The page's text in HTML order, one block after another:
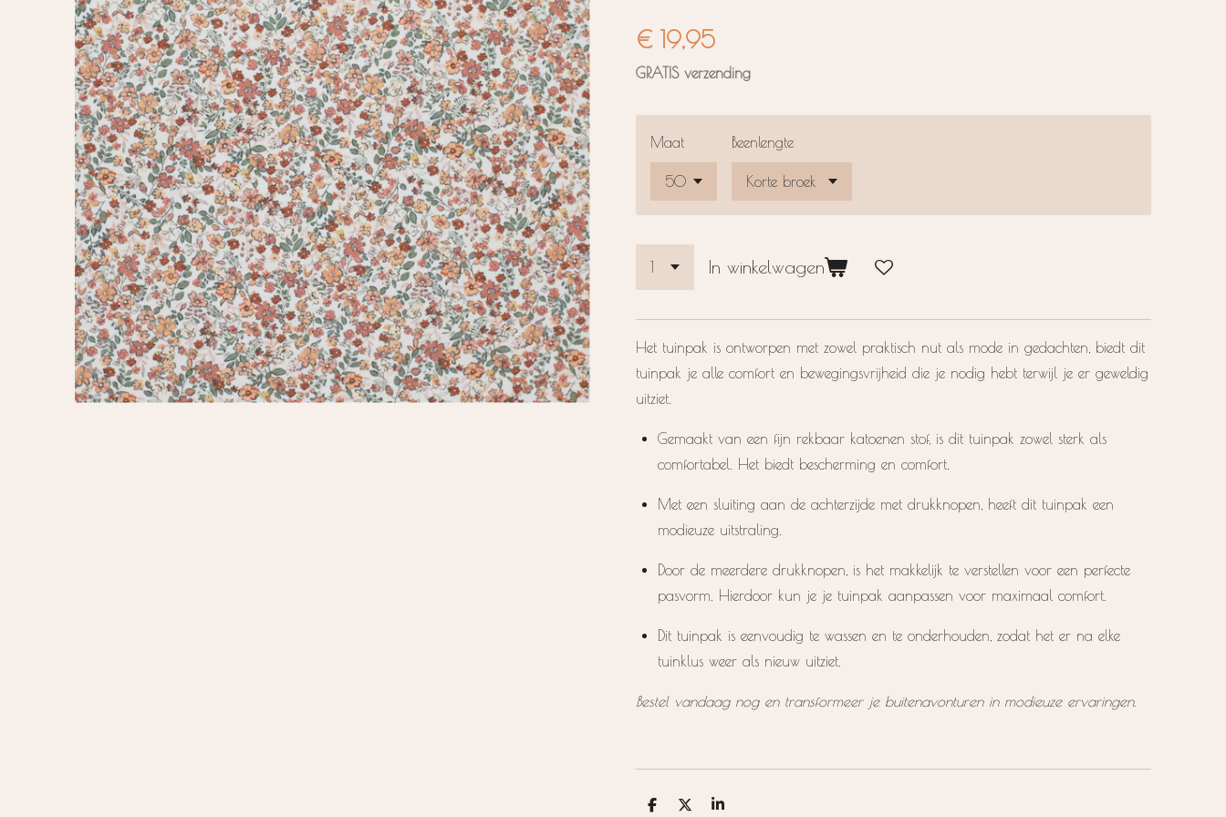
€ 19,95
GRATIS verzending
Maat Beenlengte
In winkelwagen
Het tuinpak is ontworpen met zowel praktisch nut als mode in gedachten, biedt dit
tuinpak je alle comfort en bewegingsvrijheid die je nodig hebt terwijl je er geweldig
uitziet.
Gemaakt van een fijn rekbaar katoenen stof, is dit tuinpak zowel sterk als
comfortabel. Het biedt bescherming en comfort.
Met een sluiting aan de achterzijde met drukknopen, heeft dit tuinpak een
modieuze uitstraling.
Door de meerdere drukknopen, is het makkelijk te verstellen voor een perfecte
pasvorm. Hierdoor kun je je tuinpak aanpassen voor maximaal comfort.
Dit tuinpak is eenvoudig te wassen en te onderhouden, zodat het er na elke
tuinklus weer als nieuw uitziet.
Bestel vandaag nog en transformeer je buitenavonturen in modieuze ervaringen.
D
D
S